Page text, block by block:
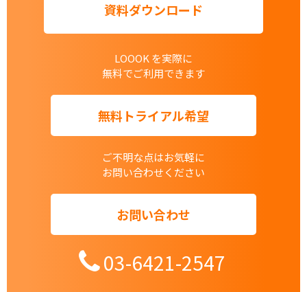
資料ダウンロード
LOOOK を実際に
無料でご利用できます
無料トライアル希望
ご不明な点はお気軽に
お問い合わせください
お問い合わせ
03-6421-2547